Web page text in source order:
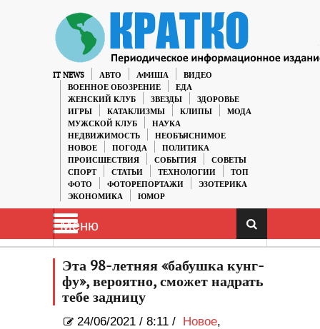
IT NEWS АВТО АФИША
ВИДЕО
ВОЕННОЕ ОБОЗРЕНИЕ
ЕДА
ЖЕНСКИЙ КЛУБ
ЗВЕЗДЫ
ЗДОРОВЬЕ
ИГРЫ
КАТАКЛИЗМЫ КЛИПЫ
МОДА
МУЖСКОЙ КЛУБ
НАУКА
НЕДВИЖИМОСТЬ
НЕОБЪЯСНИМОЕ
НОВОЕ
ПОГОДА
ПОЛИТИКА
ПРОИСШЕСТВИЯ
СОБЫТИЯ
СОВЕТЫ
СПОРТ
СТАТЬИ ТЕХНОЛОГИИ
ТОП
ФОТО
ФОТОРЕПОРТАЖИ
ЭЗОТЕРИКА
ЭКОНОМИКА
ЮМОР
Меню
Эта 98-летняя «бабушка кунг-
фу», вероятно, сможет надрать
тебе задницу
24/06/2021 / 8:11 / Новое,